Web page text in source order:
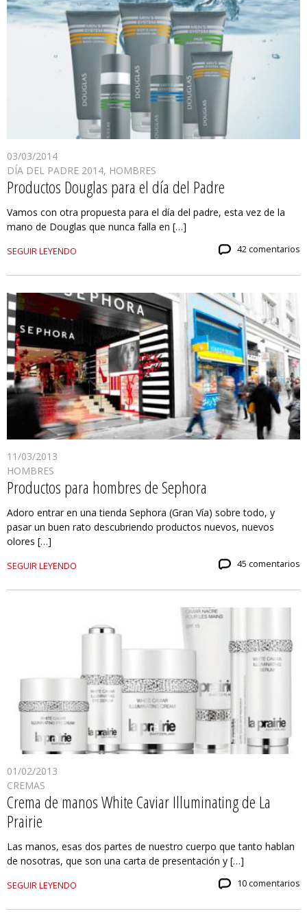
03/03/2014
DÍA DEL PADRE 2014, HOMBRES
Productos Douglas para el día del Padre
Vamos con otra propuesta para el día del padre, esta vez de la
mano de Douglas que nunca falla en […]
SEGUIR LEYENDO 42 comentarios
11/03/2013
HOMBRES
Productos para hombres de Sephora
Adoro entrar en una tienda Sephora (Gran Vía) sobre todo, y
pasar un buen rato descubriendo productos nuevos, nuevos
olores […]
SEGUIR LEYENDO 45 comentarios
01/02/2013
CREMAS
Crema de manos White Caviar Illuminating de La
Prairie
Las manos, esas dos partes de nuestro cuerpo que tanto hablan
de nosotras, que son una carta de presentación y […]
SEGUIR LEYENDO 10 comentarios